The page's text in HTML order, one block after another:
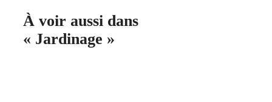
À voir aussi dans
« Jardinage »